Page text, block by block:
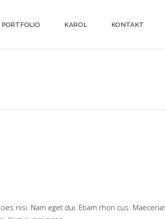
PORTFOLIO KAROL KONTAKT
nisi. Nam eget dui. Etiam rhon cus.